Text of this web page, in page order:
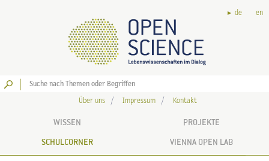
de en
Über uns Impressum Kontakt
WISSEN PROJEKTE
SCHULCORNER VIENNA OPEN LAB